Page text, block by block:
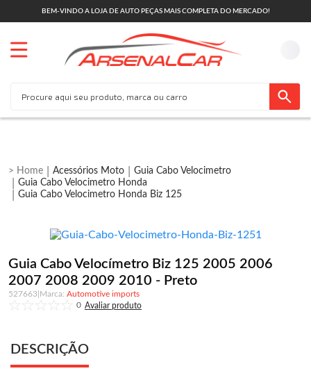
BEM-VINDO A LOJA DE AUTO PEÇAS MAIS COMPLETA DO MERCADO!
Acessórios Moto
Guia Cabo Velocimetro
Guia Cabo Velocimetro Honda
Guia Cabo Velocimetro Honda Biz 125
Guia Cabo Velocímetro Biz 125 2005 2006
2007 2008 2009 2010 - Preto
527663
Automotive imports
0
DESCRIÇÃO